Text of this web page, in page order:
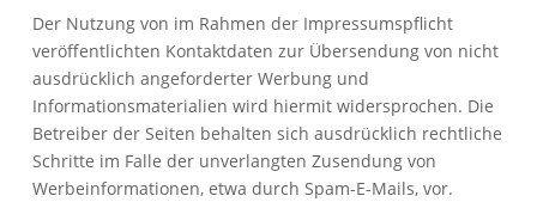
Der Nutzung von im Rahmen der Impressumspflicht
veröffentlichten Kontaktdaten zur Übersendung von nicht
ausdrücklich angeforderter Werbung und
Informationsmaterialien wird hiermit widersprochen. Die
Betreiber der Seiten behalten sich ausdrücklich rechtliche
Schritte im Falle der unverlangten Zusendung von
Werbeinformationen, etwa durch Spam-E-Mails, vor.